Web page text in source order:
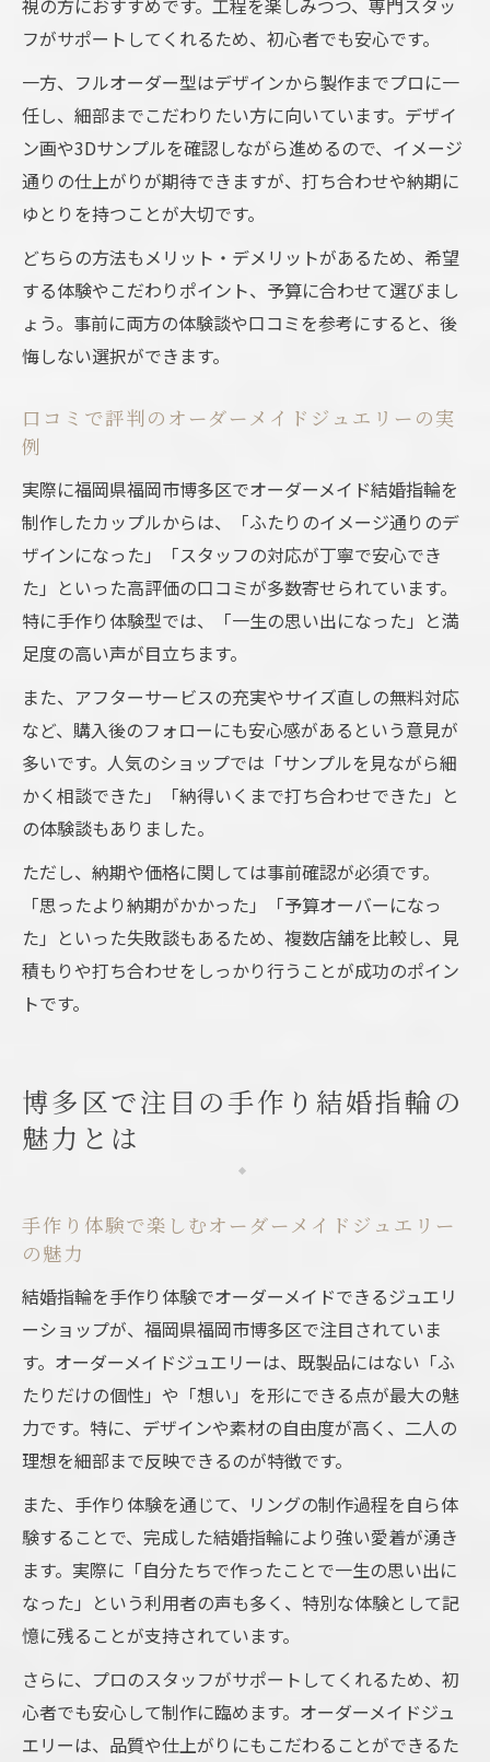
フがサポートしてくれるため、初心者でも安心です。
一方、フルオーダー型はデザインから製作までプロに一
任し、細部までこだわりたい方に向いています。デザイ
ン画や3Dサンプルを確認しながら進めるので、イメージ
通りの仕上がりが期待できますが、打ち合わせや納期に
ゆとりを持つことが大切です。
どちらの方法もメリット・デメリットがあるため、希望
する体験やこだわりポイント、予算に合わせて選びまし
ょう。事前に両方の体験談や口コミを参考にすると、後
悔しない選択ができます。
口コミで評判のオーダーメイドジュエリーの実
例
実際に福岡県福岡市博多区でオーダーメイド結婚指輪を
制作したカップルからは、「ふたりのイメージ通りのデ
ザインになった」「スタッフの対応が丁寧で安心でき
た」といった高評価の口コミが多数寄せられています。
特に手作り体験型では、「一生の思い出になった」と満
足度の高い声が目立ちます。
また、アフターサービスの充実やサイズ直しの無料対応
など、購入後のフォローにも安心感があるという意見が
多いです。人気のショップでは「サンプルを見ながら細
かく相談できた」「納得いくまで打ち合わせできた」と
の体験談もありました。
ただし、納期や価格に関しては事前確認が必須です。
「思ったより納期がかかった」「予算オーバーになっ
た」といった失敗談もあるため、複数店舗を比較し、見
積もりや打ち合わせをしっかり行うことが成功のポイン
トです。
博多区で注目の手作り結婚指輪の
魅力とは
手作り体験で楽しむオーダーメイドジュエリー
の魅力
結婚指輪を手作り体験でオーダーメイドできるジュエリ
ーショップが、福岡県福岡市博多区で注目されていま
す。オーダーメイドジュエリーは、既製品にはない「ふ
たりだけの個性」や「想い」を形にできる点が最大の魅
力です。特に、デザインや素材の自由度が高く、二人の
理想を細部まで反映できるのが特徴です。
また、手作り体験を通じて、リングの制作過程を自ら体
験することで、完成した結婚指輪により強い愛着が湧き
ます。実際に「自分たちで作ったことで一生の思い出に
なった」という利用者の声も多く、特別な体験として記
憶に残ることが支持されています。
さらに、プロのスタッフがサポートしてくれるため、初
心者でも安心して制作に臨めます。オーダーメイドジュ
エリーは、品質や仕上がりにもこだわることができるた